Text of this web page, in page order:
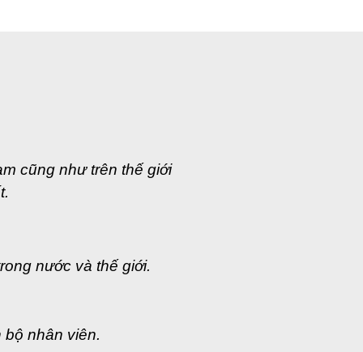
cũng như trên thế giới
nước và thế giới.
nhân viên.